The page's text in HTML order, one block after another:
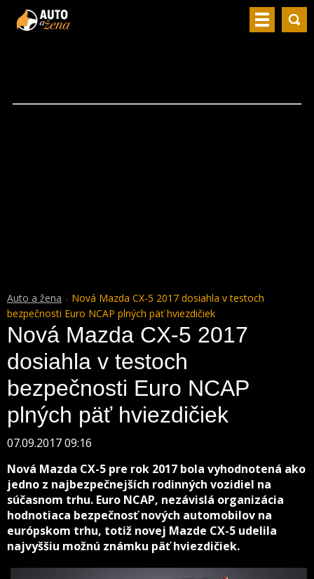
Auto a žena
Nová Mazda CX-5 2017 dosiahla v testoch
bezpečnosti Euro NCAP plných päť hviezdičiek
Nová Mazda CX-5 2017
dosiahla v testoch
bezpečnosti Euro NCAP
plných päť hviezdičiek
07.09.2017 09:16
Nová Mazda CX-5 pre rok 2017 bola vyhodnotená ako
jedno z najbezpečnejších rodinných vozidiel na
súčasnom trhu. Euro NCAP, nezávislá organizácia
hodnotiaca bezpečnosť nových automobilov na
európskom trhu, totiž novej Mazde CX-5 udelila
najvyššiu možnú známku päť hviezdičiek.